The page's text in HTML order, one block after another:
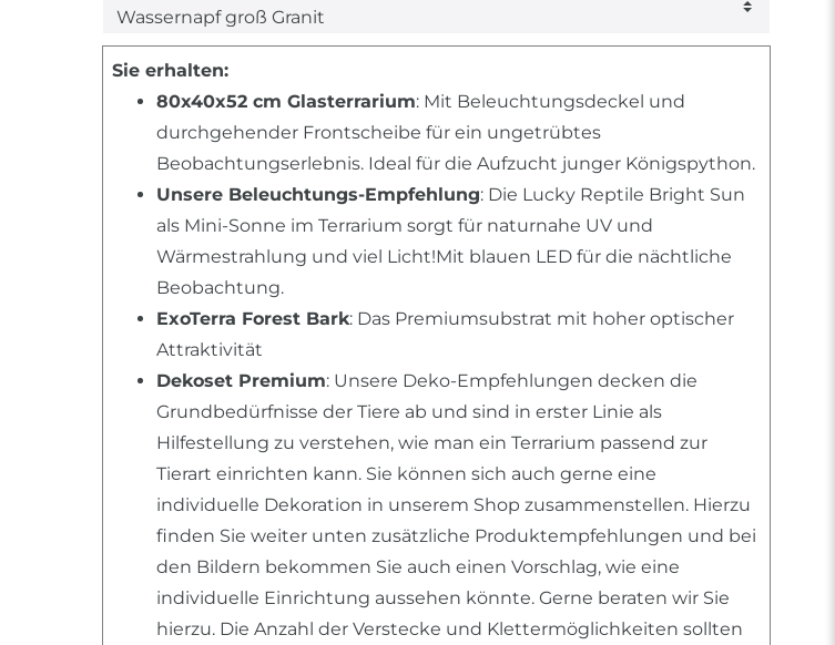
Sie erhalten:
80x40x52 cm Glasterrarium: Mit Beleuchtungsdeckel und
durchgehender Frontscheibe für ein ungetrübtes
Beobachtungserlebnis. Ideal für die Aufzucht junger Königspython.
Unsere Beleuchtungs-Empfehlung: Die Lucky Reptile Bright Sun
als Mini-Sonne im Terrarium sorgt für naturnahe UV und
Wärmestrahlung und viel Licht!Mit blauen LED für die nächtliche
Beobachtung.
ExoTerra Forest Bark: Das Premiumsubstrat mit hoher optischer
Attraktivität
Dekoset Premium: Unsere Deko-Empfehlungen decken die
Grundbedürfnisse der Tiere ab und sind in erster Linie als
Hilfestellung zu verstehen, wie man ein Terrarium passend zur
Tierart einrichten kann. Sie können sich auch gerne eine
individuelle Dekoration in unserem Shop zusammenstellen. Hierzu
finden Sie weiter unten zusätzliche Produktempfehlungen und bei
den Bildern bekommen Sie auch einen Vorschlag, wie eine
individuelle Einrichtung aussehen könnte. Gerne beraten wir Sie
hierzu. Die Anzahl der Verstecke und Klettermöglichkeiten sollten